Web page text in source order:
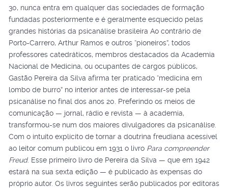
30, nunca entra em qualquer das sociedades de formação
fundadas posteriormente e é geralmente esquecido pelas
grandes histórias da psicanálise brasileira Ao contrário de
Porto-Carrero, Arthur Ramos e outros “pioneiros”, todos
professores catedráticos, membros destacados da Academia
Nacional de Medicina, ou ocupantes de cargos públicos,
Gastão Pereira da Silva afirma ter praticado “medicina em
lombo de burro” no interior antes de interessar-se pela
psicanálise no final dos anos 20. Preferindo os meios de
comunicação — jornal, rádio e revista — à academia,
transformou-se num dos maiores divulgadores da psicanálise.
Com o intuito explícito de tornar a doutrina freudiana acessível
ao leitor comum publicou em 1931 o livro Para compreender
Freud. Esse primeiro livro de Pereira da Silva — que em 1942
estará na sua sexta edição — é publicado às expensas do
próprio autor. Os livros seguintes serão publicados por editoras